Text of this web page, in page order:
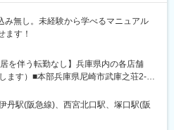
み無し。未経験から学べるマニュアル
ます！
を伴う転勤なし】兵庫県内の各店舗
ます）■本部兵庫県尼崎市武庫之荘2-1-
市武庫之荘2-3-1■宝塚店兵庫県宝塚市
伊丹市西台1-8-1■阪急西宮ガーデンズ
8■武庫之荘南店 兵庫県尼崎市南武庫
丹駅(阪急線)、西宮北口駅、塚口駅(阪